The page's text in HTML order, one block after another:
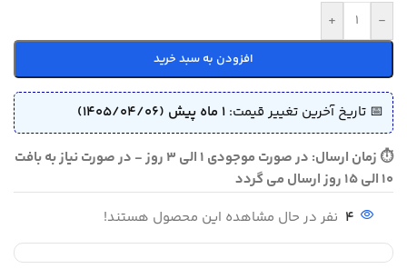
-
+
افزودن به سبد خرید
📅 تاریخ آخرین تغییر قیمت: 1 ماه پیش (1405/04/06)
⏱ زمان ارسال: در صورت موجودی 1 الی 3 روز - در صورت نیاز به بافت
10 الی 15 روز ارسال می گردد
4 نفر در حال مشاهده این محصول هستند!